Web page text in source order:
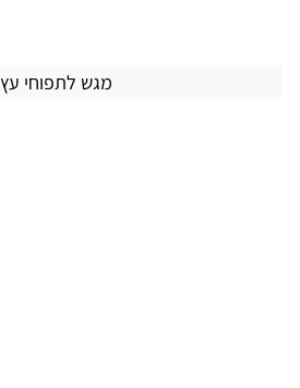
מגש לתפוחי עץ